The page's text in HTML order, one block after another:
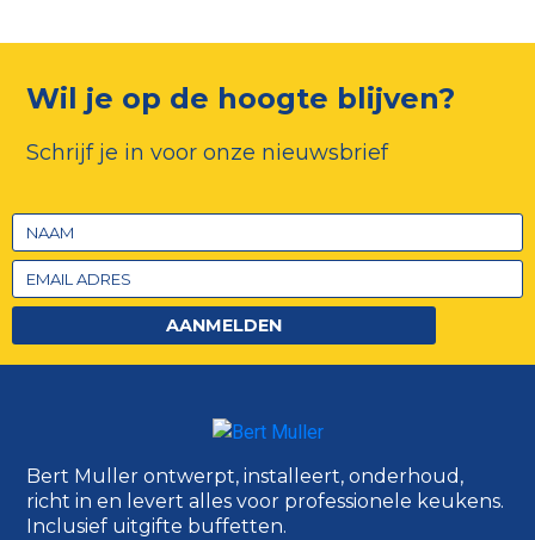
Wil je op de hoogte blijven?
Schrijf je in voor onze nieuwsbrief
AANMELDEN
Bert Muller ontwerpt, installeert, onderhoud,
richt in en levert alles voor professionele keukens.
Inclusief uitgifte buffetten.